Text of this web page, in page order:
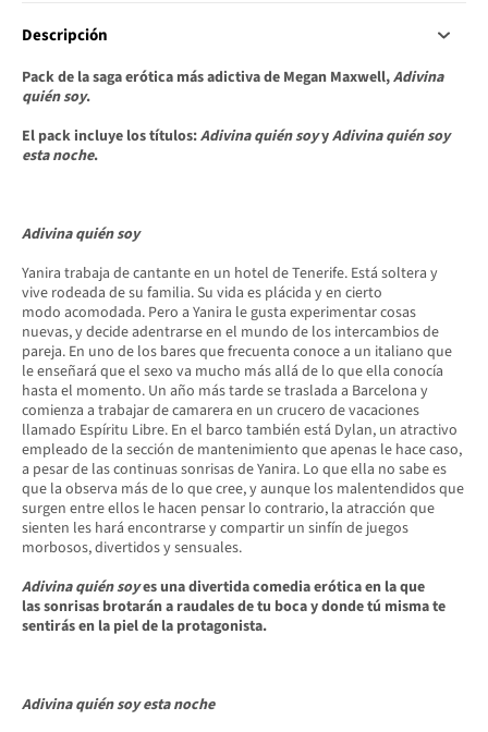
Descripción
Pack de la saga erótica más adictiva de Megan Maxwell,Adivina
quién soy.
El pack incluye los títulos:Adivina quién soyyAdivina quién soy
esta noche.
Adivina quién soy
Yanira trabaja de cantante en un hotel de Tenerife. Está soltera y
vive rodeada de su familia. Su vida es plácida y en cierto
modo acomodada. Pero a Yanira le gusta experimentar cosas
nuevas, y decide adentrarse en el mundo de los intercambios de
pareja. En uno de los bares que frecuenta conoce a un italiano que
le enseñará que el sexo va mucho más allá de lo que ella conocía
hasta el momento. Un año más tarde se traslada a Barcelona y
comienza a trabajar de camarera en un crucero de vacaciones
llamado Espíritu Libre. En el barco también está Dylan, un atractivo
empleado de la sección de mantenimiento que apenas le hace caso,
a pesar de las continuas sonrisas de Yanira. Lo que ella no sabe es
que la observa más de lo que cree, y aunque los malentendidos que
surgen entre ellos le hacen pensar lo contrario, la atracción que
sienten les hará encontrarse y compartir un sinfín de juegos
morbosos, divertidos y sensuales.
Adivina quién soyes una divertida comedia erótica en la que
las sonrisas brotarán a raudales de tu boca y donde tú misma te
sentirás en la piel de la protagonista.
Adivina quién soy esta noche